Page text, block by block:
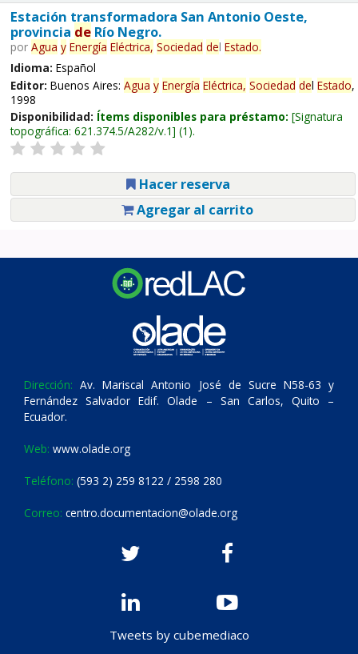
Estación transformadora San Antonio Oeste,
provincia deRío Negro.
por Agua y Energía Eléctrica, Sociedad del Estado.
Idioma: Español
Editor: Buenos Aires: Agua y Energía Eléctrica, Sociedad del Estado,
1998
Disponibilidad: Ítems disponibles para préstamo: Signatura
topográfica: 621.374.5/A282/v.1 (1).
Hacer reserva
Agregar al carrito
Dirección: Av. Mariscal Antonio José de Sucre N58-63 y
Fernández Salvador Edif. Olade – San Carlos, Quito –
Ecuador.
Web: www.olade.org
Teléfono: (593 2) 259 8122 / 2598 280
Correo: centro.documentacion@olade.org
Tweets by cubemediaco